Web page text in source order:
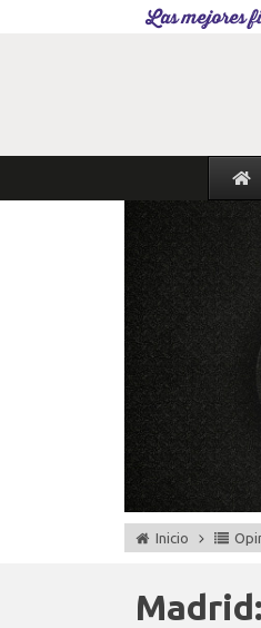
Las mejores
Inicio